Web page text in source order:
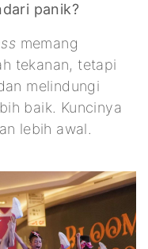
panik?
memang
tekanan, tetapi
melindungi
baik. Kuncinya
lebih awal.